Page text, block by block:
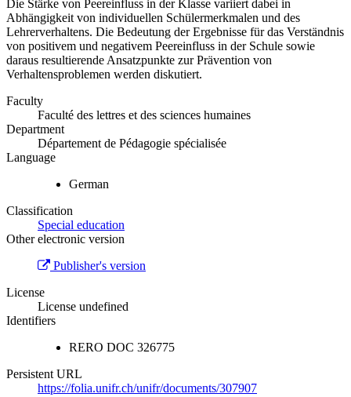
Die Stärke von Peereinfluss in der Klasse variiert dabei in
Abhängigkeit von individuellen Schülermerkmalen und des
Lehrerverhaltens. Die Bedeutung der Ergebnisse für das Verständnis
von positivem und negativem Peereinfluss in der Schule sowie
daraus resultierende Ansatzpunkte zur Prävention von
Verhaltensproblemen werden diskutiert.
Faculty
Faculté des lettres et des sciences humaines
Department
Département de Pédagogie spécialisée
Language
German
Classification
Special education
Other electronic version
Publisher's version
License
License undefined
Identifiers
RERO DOC 326775
Persistent URL
https://folia.unifr.ch/unifr/documents/307907